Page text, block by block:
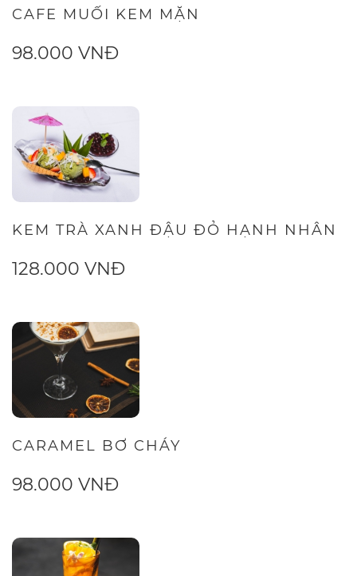
CAFE MUỐI KEM MẶN
98.000 VNĐ
KEM TRÀ XANH ĐẬU ĐỎ HẠNH NHÂN
128.000 VNĐ
CARAMEL BƠ CHÁY
98.000 VNĐ